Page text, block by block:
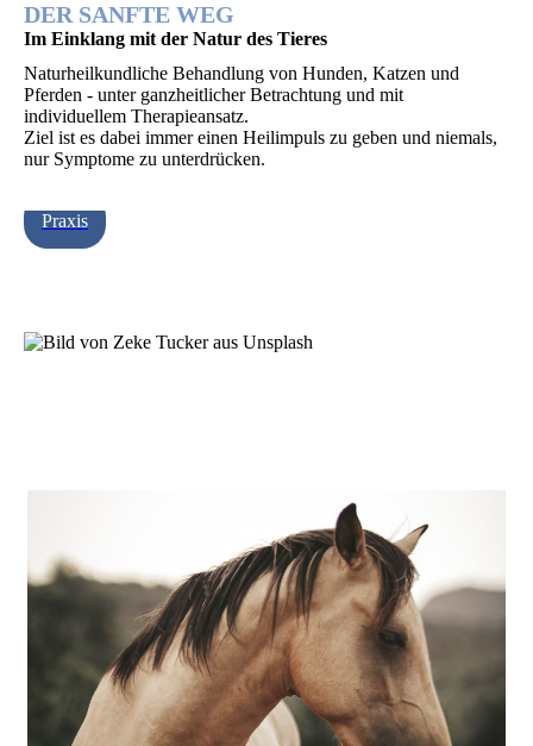
DER SANFTE WEG
Im Einklang mit der Natur des Tieres
Naturheilkundliche Behandlung von Hunden, Katzen und
Pferden - unter ganzheitlicher Betrachtung und mit
individuellem Therapieansatz.
Ziel ist es dabei immer einen Heilimpuls zu geben und niemals,
nur Symptome zu unterdrücken.
Praxis